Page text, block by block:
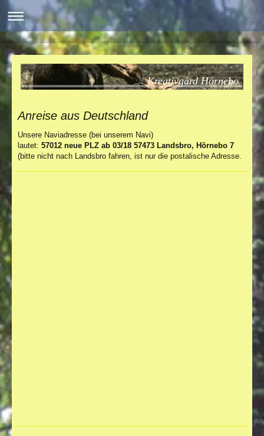
Kreativgård Hörnebo
Anreise aus Deutschland
Unsere Naviadresse (bei unserem Navi)
lautet: 57012 neue PLZ ab 03/18 57473 Landsbro, Hörnebo 7
(bitte nicht nach Landsbro fahren, ist nur die postalische Adresse.